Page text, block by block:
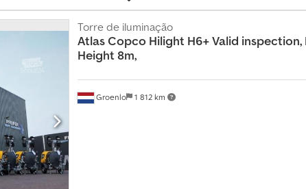
Groenlo 1 812 km
Torre de iluminação
Atlas Copco Hilight H6+ Valid inspection,
Height 8m,